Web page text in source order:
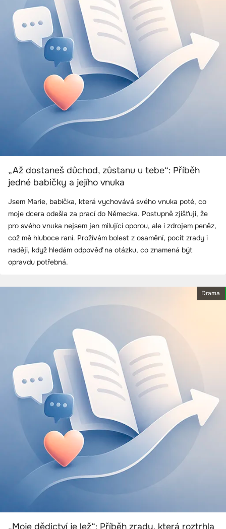
„Až dostaneš důchod, zůstanu u tebe“: Příběh
jedné babičky a jejího vnuka
Jsem Marie, babička, která vychovává svého vnuka poté, co
moje dcera odešla za prací do Německa. Postupně zjišťuji, že
pro svého vnuka nejsem jen milující oporou, ale i zdrojem peněz,
což mě hluboce raní. Prožívám bolest z osamění, pocit zrady i
naději, když hledám odpověď na otázku, co znamená být
opravdu potřebná.
Drama
„Moje dědictví je lež“: Příběh zrady, která roztrhla